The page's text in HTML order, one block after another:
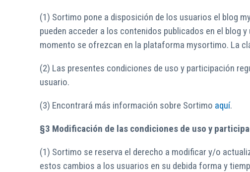
(1) Sortimo pone a disposición de los usuarios el blog
pueden acceder a los contenidos publicados en el blog
momento se ofrezcan en la plataforma mysortimo. La
(2) Las presentes condiciones de uso y participación
usuario.
(3) Encontrará más información sobre Sortimo aquí.
§3 Modificación de las condiciones de uso y
(1) Sortimo se reserva el derecho a modificar y/o
estos cambios a los usuarios en su debida forma y